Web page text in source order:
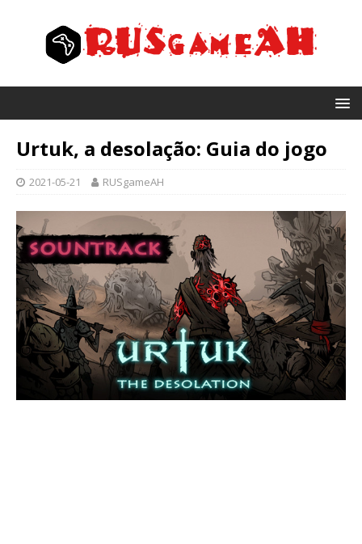
Urtuk, a desolação: Guia do jogo
2021-05-21 RUSgameAH